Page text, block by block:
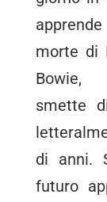
morte di
Bowie,
smette
di anni.
futuro